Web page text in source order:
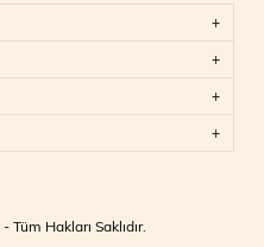
- Tüm Hakları Saklıdır.